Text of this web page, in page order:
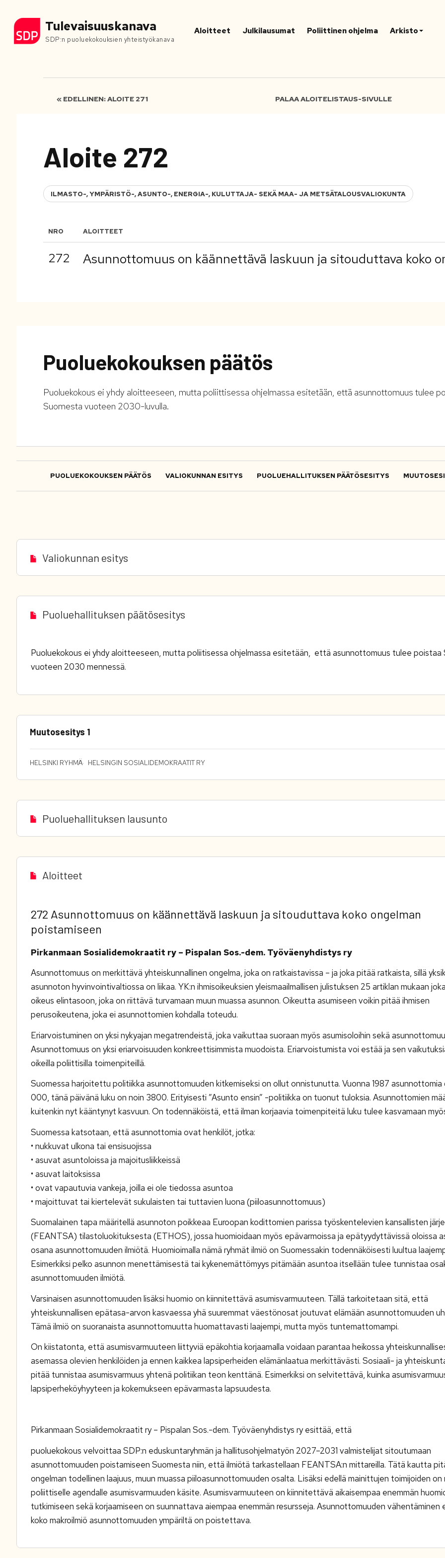
Tulevaisuuskanava
SDP:n puoluekokouksien yhteistyökanava
Aloitteet Julkilausumat Poliittinen ohjelma Arkisto
« EDELLINEN: ALOITE 271 PALAA ALOITELISTAUS-SIVULLE
Aloite 272
ILMASTO-, YMPÄRISTÖ-, ASUNTO-, ENERGIA-, KULUTTAJA- SEKÄ MAA- JA METSÄTALOUSVALIOKUNTA
NRO ALOITTEET
272 Asunnottomuus on käännettävä laskuun ja sitouduttava koko
Puoluekokouksen päätös
Puoluekokous ei yhdy aloitteeseen, mutta poliittisessa ohjelmassa esitetään, että asunnottomuus tulee
Suomesta vuoteen 2030-luvulla.
PUOLUEKOKOUKSEN PÄÄTÖS VALIOKUNNAN ESITYS PUOLUEHALLITUKSEN PÄÄTÖSESITYS
Valiokunnan esitys
Puoluehallituksen päätösesitys
Puoluekokous ei yhdy aloitteeseen, mutta poliitisessa ohjelmassa esitetään, että asunnottomuus tulee poistaa
vuoteen 2030 mennessä.
Muutosesitys 1
HELSINKI RYHMÄ HELSINGIN SOSIALIDEMOKRAATIT RY
Puoluehallituksen lausunto
Aloitteet
272 Asunnottomuus on käännettävä laskuun ja sitouduttava koko ongelman
poistamiseen
Pirkanmaan Sosialidemokraatit ry – Pispalan Sos.-dem. Työväenyhdistys ry
Asunnottomuus on merkittävä yhteiskunnallinen ongelma, joka on ratkaistavissa – ja joka pitää ratkaista, sillä
asunnoton hyvinvointivaltiossa on liikaa. YK:n ihmisoikeuksien yleismaailmallisen julistuksen 25 artiklan mukaan
oikeus elintasoon, joka on riittävä turvamaan muun muassa asunnon. Oikeutta asumiseen voikin pitää ihmisen
perusoikeutena, joka ei asunnottomien kohdalla toteudu.
Eriarvoistuminen on yksi nykyajan megatrendeistä, joka vaikuttaa suoraan myös asumisoloihin sekä
Asunnottomuus on yksi eriarvoisuuden konkreettisimmista muodoista. Eriarvoistumista voi estää ja sen
oikeilla poliittisilla toimenpiteillä.
Suomessa harjoitettu politiikka asunnottomuuden kitkemiseksi on ollut onnistunutta. Vuonna 1987 asunnottomia
000, tänä päivänä luku on noin 3800. Erityisesti ”Asunto ensin” -politiikka on tuonut tuloksia. Asunnottomien
kuitenkin nyt kääntynyt kasvuun. On todennäköistä, että ilman korjaavia toimenpiteitä luku tulee kasvamaan
Suomessa katsotaan, että asunnottomia ovat henkilöt, jotka:
• nukkuvat ulkona tai ensisuojissa
• asuvat asuntoloissa ja majoitusliikkeissä
• asuvat laitoksissa
• ovat vapautuvia vankeja, joilla ei ole tiedossa asuntoa
• majoittuvat tai kiertelevät sukulaisten tai tuttavien luona (piiloasunnottomuus)
Suomalainen tapa määritellä asunnoton poikkeaa Euroopan kodittomien parissa työskentelevien kansallisten
(FEANTSA) tilastoluokituksesta (ETHOS), jossa huomioidaan myös epävarmoissa ja epätyydyttävissä oloissa
osana asunnottomuuden ilmiötä. Huomioimalla nämä ryhmät ilmiö on Suomessakin todennäköisesti luultua
Esimerkiksi pelko asunnon menettämisestä tai kykenemättömyys pitämään asuntoa itsellään tulee tunnistaa
asunnottomuuden ilmiötä.
Varsinaisen asunnottomuuden lisäksi huomio on kiinnitettävä asumisvarmuuteen. Tällä tarkoitetaan sitä, että
yhteiskunnallisen epätasa-arvon kasvaessa yhä suuremmat väestönosat joutuvat elämään asunnottomuuden
Tämä ilmiö on suoranaista asunnottomuutta huomattavasti laajempi, mutta myös tuntemattomampi.
On kiistatonta, että asumisvarmuuteen liittyviä epäkohtia korjaamalla voidaan parantaa heikossa
asemassa olevien henkilöiden ja ennen kaikkea lapsiperheiden elämänlaatua merkittävästi. Sosiaali- ja
pitää tunnistaa asumisvarmuus yhtenä politiikan teon kenttänä. Esimerkiksi on selvitettävä, kuinka
lapsiperheköyhyyteen ja kokemukseen epävarmasta lapsuudesta.
Pirkanmaan Sosialidemokraatit ry – Pispalan Sos.-dem. Työväenyhdistys ry esittää, että
puoluekokous velvoittaa SDP:n eduskuntaryhmän ja hallitusohjelmatyön 2027–2031 valmistelijat sitoutumaan
asunnottomuuden poistamiseen Suomesta niin, että ilmiötä tarkastellaan FEANTSA:n mittareilla. Tätä kautta
ongelman todellinen laajuus, muun muassa piiloasunnottomuuden osalta. Lisäksi edellä mainittujen toimijoiden
poliittiselle agendalle asumisvarmuuden käsite. Asumisvarmuuteen on kiinnitettävä aikaisempaa enemmän
tutkimiseen sekä korjaamiseen on suunnattava aiempaa enemmän resursseja. Asunnottomuuden vähentäminen
koko makroilmiö asunnottomuuden ympäriltä on poistettava.